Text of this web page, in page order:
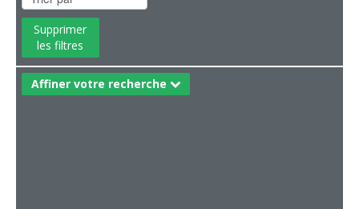
Supprimer
les filtres
Affiner votre recherche